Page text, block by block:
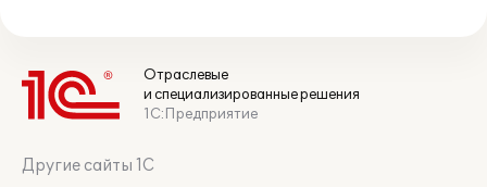
Отраслевые
и специализированные решения
1С:Предприятие
Другие сайты 1С